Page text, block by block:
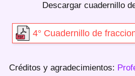
Descargar cuadernillo
4° Cuadernillo de
Créditos y agradecimientos: